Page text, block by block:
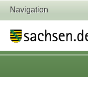
Navigation